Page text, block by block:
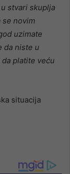
stvari skuplja
se novim
uzimate
da niste u
platite veću
situacija